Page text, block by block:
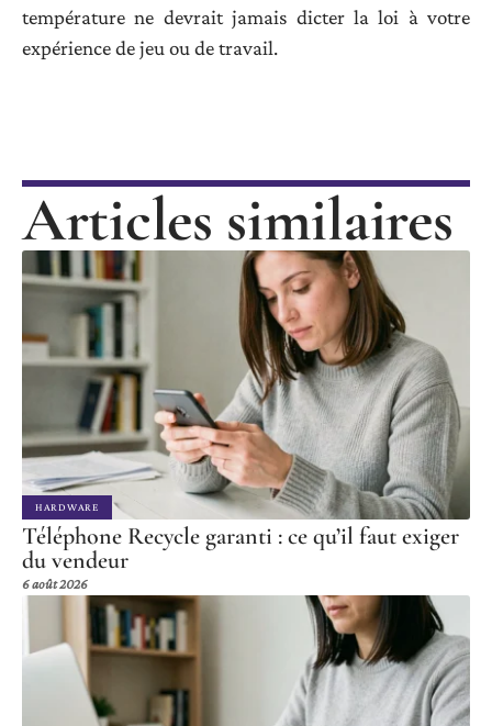
température ne devrait jamais dicter la loi à votre
expérience de jeu ou de travail.
Articles similaires
HARDWARE
Téléphone Recycle garanti : ce qu’il faut exiger
du vendeur
6 août 2026